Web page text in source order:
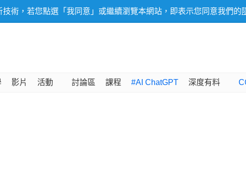
術，若您點選「我同意」或繼續瀏覽本網站，即表示您同意我們的
影片 活動 討論區 課程 #AI ChatGPT 深度有料